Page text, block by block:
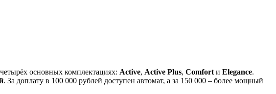
основных комплектациях: Active, Active Plus, Comfort и Elegance.
. За доплату в 100 000 рублей доступен автомат, а за 150 000 – более мощный